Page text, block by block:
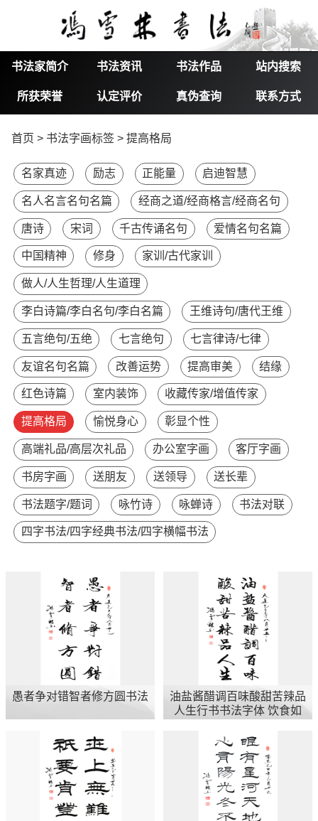
书法家简介 书法资讯 书法作品 站内搜索
所获荣誉 认定评价 真伪查询 联系方式
首页 > 书法字画标签 > 提高格局
名家真迹 励志 正能量 启迪智慧
名人名言名句名篇 经商之道/经商格言/经商名句
唐诗 宋词 千古传诵名句 爱情名句名篇
中国精神 修身 家训/古代家训
做人/人生哲理/人生道理
李白诗篇/李白名句/李白名篇 王维诗句/唐代王维
五言绝句/五绝 七言绝句 七言律诗/七律
友谊名句名篇 改善运势 提高审美 结缘
红色诗篇 室内装饰 收藏传家/增值传家
提高格局 愉悦身心 彰显个性
高端礼品/高层次礼品 办公室字画 客厅字画
书房字画 送朋友 送领导 送长辈
书法题字/题词 咏竹诗 咏蝉诗 书法对联
四字书法/四字经典书法/四字横幅书法
愚者争对错智者修方圆书法
油盐酱醋调百味酸甜苦辣品
人生行书书法字体 饮食如